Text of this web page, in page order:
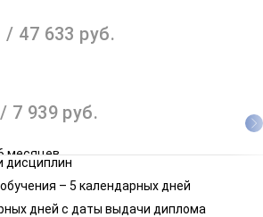
/ 47 633 руб.
/ 7 939 руб.
месяцев
/ 3 970 руб.
дисциплин
– 5 календарных дней
дней с даты выдачи диплома